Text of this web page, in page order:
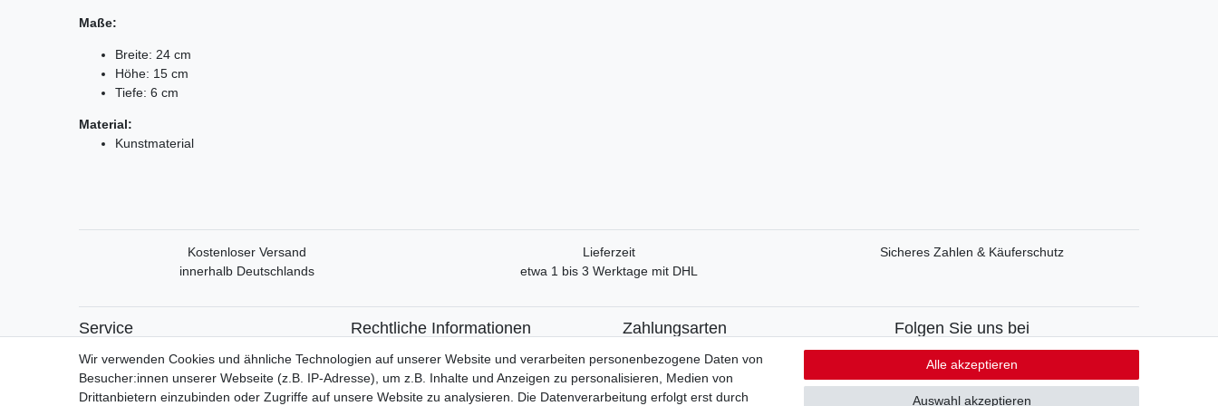
Maße:
Breite: 24 cm
Höhe: 15 cm
Tiefe: 6 cm
Material:
Kunstmaterial
Kostenloser Versand
innerhalb Deutschlands
Lieferzeit
etwa 1 bis 3 Werktage mit DHL
Sicheres Zahlen & Käuferschutz
Service
Mein Konto
Versand & Retoure
Rechtliche Informationen
Widerrufsrecht
Widerrufsformular
Datenschutzerklärung
Zahlungsarten
Paypal
Kreditkarte
Lastschrift
Folgen Sie uns bei
Facebook
Instagram
Wir verwenden Cookies und ähnliche Technologien auf unserer Website und verarbeiten personenbezogene Daten von
Besucher:innen unserer Webseite (z.B. IP-Adresse), um z.B. Inhalte und Anzeigen zu personalisieren, Medien von
Drittanbietern einzubinden oder Zugriffe auf unsere Website zu analysieren. Die Datenverarbeitung erfolgt erst durch
Alle akzeptieren
Auswahl akzeptieren